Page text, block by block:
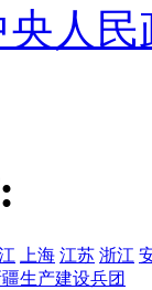
人民
上海 江苏 浙江
生产建设兵团